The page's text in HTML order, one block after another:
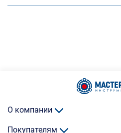
О компании
Покупателям